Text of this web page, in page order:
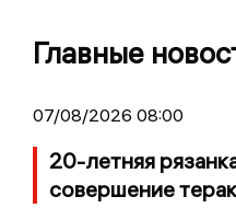
Главные
07/08/2026 08:00
20-летняя
совершение